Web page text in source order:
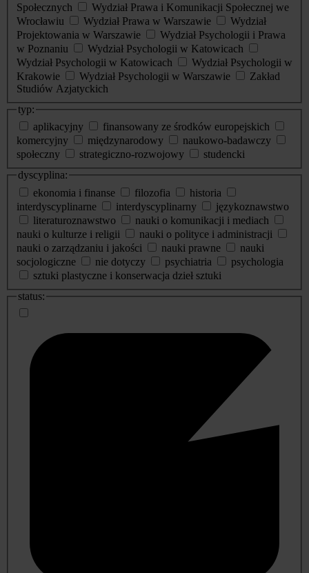
Społecznych
Wydział Prawa i Komunikacji Społecznej we
Wrocławiu
Wydział Prawa w Warszawie
Wydział
Projektowania w Warszawie
Wydział Psychologii i Prawa
w Poznaniu
Wydział Psychologii w Katowicach
Wydział Psychologii w Katowicach
Wydział Psychologii w
Krakowie
Wydział Psychologii w Warszawie
Zakład
Studiów Azjatyckich
typ:
aplikacyjny
finansowany ze środków europejskich
komercyjny
międzynarodowy
naukowo-badawczy
społeczny
strategiczno-rozwojowy
studencki
dyscyplina:
ekonomia i finanse
filozofia
historia
interdyscyplinarne
interdyscyplinarny
językoznawstwo
literaturoznawstwo
nauki o komunikacji i mediach
nauki o kulturze i religii
nauki o polityce i administracji
nauki o zarządzaniu i jakości
nauki prawne
nauki
socjologiczne
nie dotyczy psychiatria
psychologia
sztuki plastyczne i konserwacja dzieł sztuki
status: